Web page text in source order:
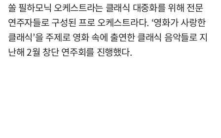
쏠 필하모닉 오케스트라는 클래식 대중화를 위해 전문
연주자들로 구성된 프로 오케스트라다. ‘영화가 사랑한
클래식’을 주제로 영화 속에 출연한 클래식 음악들로 지
난해 2월 창단 연주회를 진행했다.